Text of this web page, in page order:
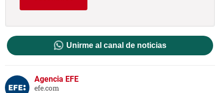
Unirme al canal de noticias
Agencia EFE
efe.com